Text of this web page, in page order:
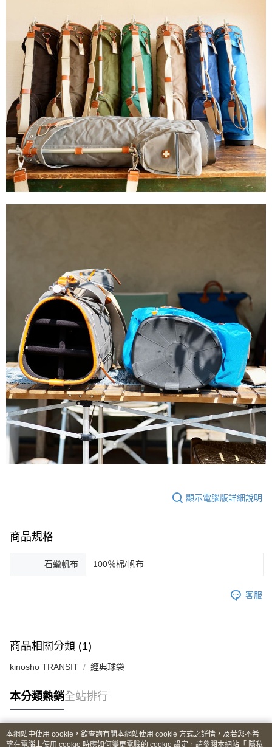
顯示電腦版詳細說明
商品規格
石蠟帆布 100％棉/帆布
客服
商品相關分類 (1)
kinosho TRANSIT 經典球袋
本分類熱銷全站排行
熱門標籤
本網站中使用 cookie，欲查詢有關本網站使用 cookie 方式之詳情，及若您不希
望在電腦上使用 cookie 時應如何變更電腦的 cookie 設定，請參閱本網站「 隱私